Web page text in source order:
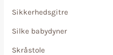
Sikkerhedsgitre
Silke babydyner
Skråstole